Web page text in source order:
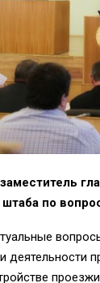
по
деятельности